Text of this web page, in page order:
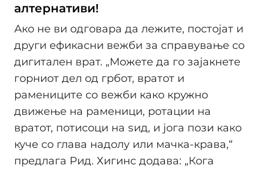
алтернативи!
Ако не ви одговара да лежите, постојат и
други ефикасни вежби за справување со
дигитален врат. „Можете да го зајакнете
горниот дел од грбот, вратот и
рамениците со вежби како кружно
движење на раменици, ротации на
вратот, потисоци на ѕид, и јога пози како
куче со глава надолу или мачка-крава,“
предлага Рид. Хигинс додава: „Кога